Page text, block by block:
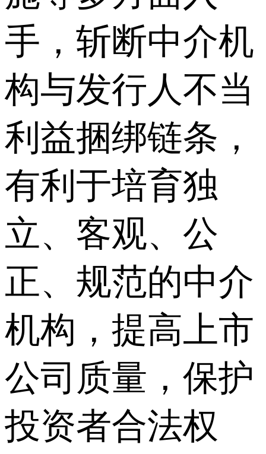
手，斩断中介机
构与发行人不当
利益捆绑链条，
有利于培育独
立、客观、公
正、规范的中介
机构，提高上市
公司质量，保护
投资者合法权